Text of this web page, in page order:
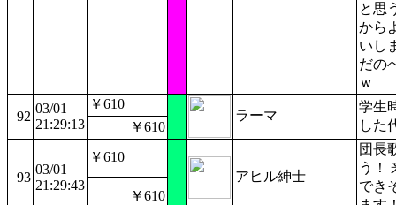
と思
から
いし
だの
ｗ
92
03/01
21:29:13
￥610
ラーマ
学生
した
￥610
93
03/01
21:29:43
￥610
アヒル紳士
団長
う！
でき
￥610